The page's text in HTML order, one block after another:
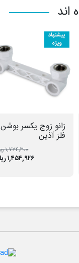
اند
پیشنهاد
ویژه
زانو زوج یکسر بوشن
فلز آذین
۱,۷۷۴,۳۰۰ ریال
۱,۴۵۴,۹۲۶ ریال